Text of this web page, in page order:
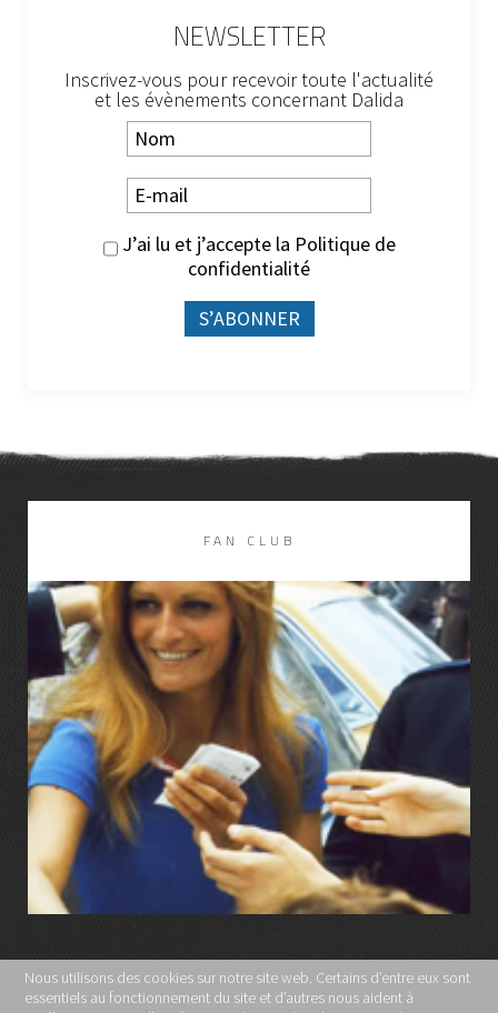
NEWSLETTER
Inscrivez-vous pour recevoir toute l'actualité
et les évènements concernant Dalida
J’ai lu et j’accepte la Politique de
confidentialité
FAN CLUB
LIRE LA SUITE
MENTIONS LÉGALES
Nous utilisons des cookies sur notre site web. Certains d’entre eux sont
essentiels au fonctionnement du site et d’autres nous aident à